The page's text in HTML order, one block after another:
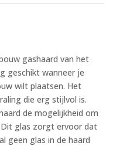
gashaard van het
geschikt wanneer je
wilt plaatsen. Het
die erg stijlvol is.
de mogelijkheid om
glas zorgt ervoor dat
geen glas in de haard